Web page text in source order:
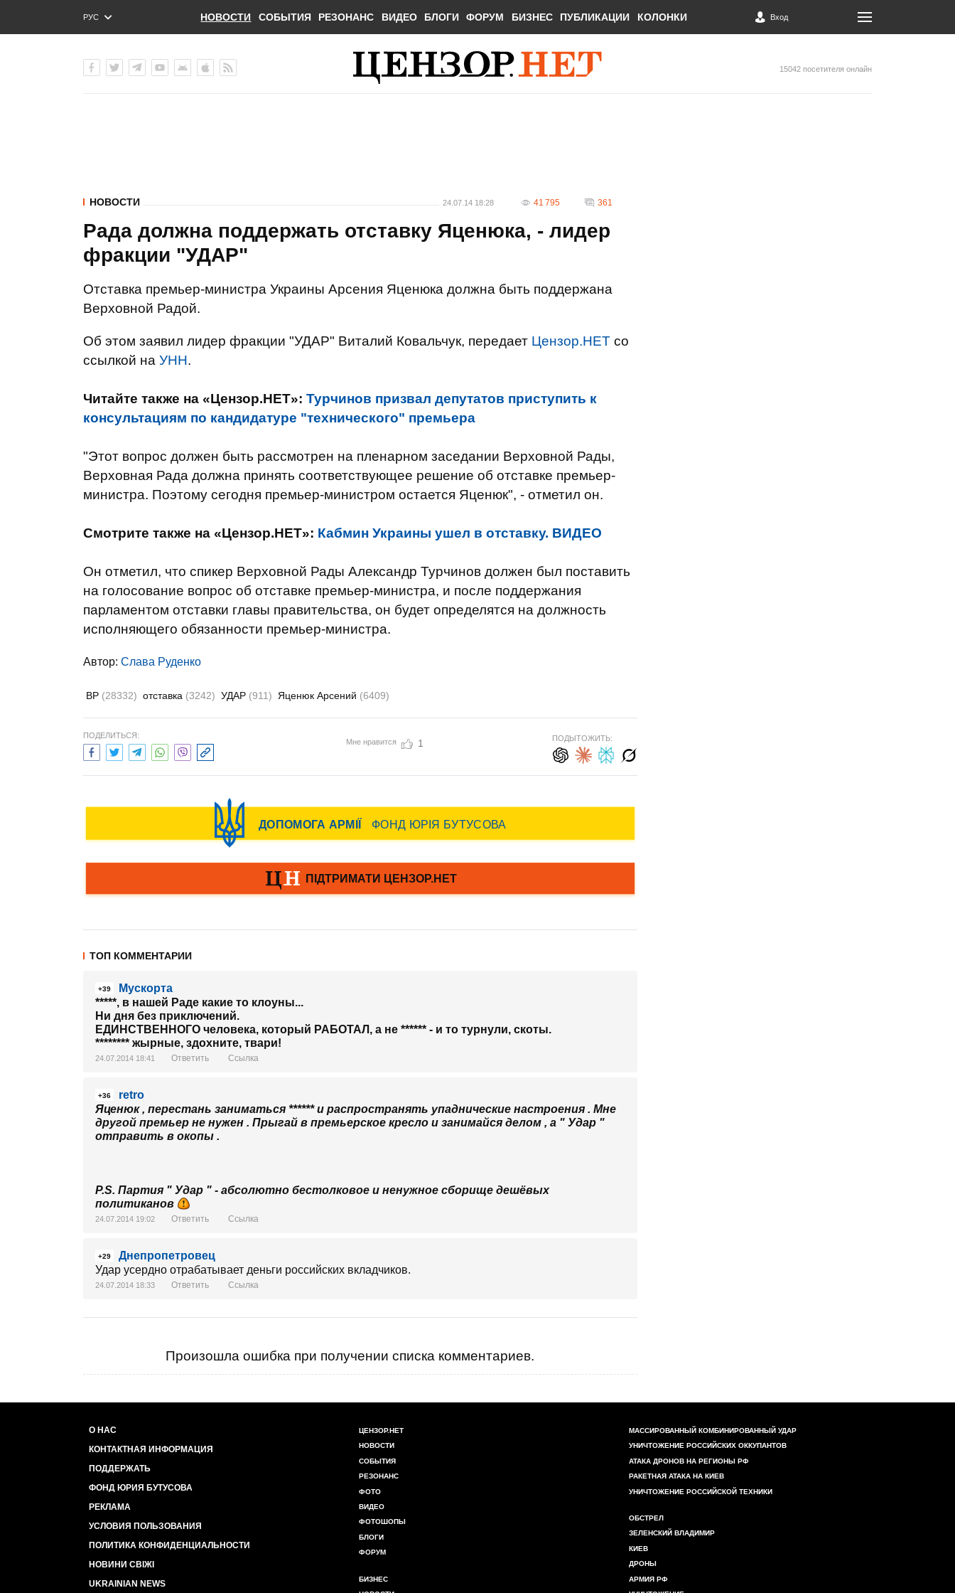
РУС
ENG
НОВОСТИ СОБЫТИЯ РЕЗОНАНС ВИДЕО БЛОГИ ФОРУМ БИЗНЕС ПУБЛИКАЦИИ КОЛОНКИ Вход
15042 посетителя онлайн
НОВОСТИ 24.07.14 18:28 41 795 361
Рада должна поддержать отставку Яценюка, - лидер
фракции "УДАР"
Отставка премьер-министра Украины Арсения Яценюка должна быть поддержана
Верховной Радой.
Об этом заявил лидер фракции "УДАР" Виталий Ковальчук, передает Цензор.НЕТ со
ссылкой на УНН.
Читайте также на «Цензор.НЕТ»: Турчинов призвал депутатов приступить к
консультациям по кандидатуре "технического" премьера
"Этот вопрос должен быть рассмотрен на пленарном заседании Верховной Рады,
Верховная Рада должна принять соответствующее решение об отставке премьер-
министра. Поэтому сегодня премьер-министром остается Яценюк", - отметил он.
Смотрите также на «Цензор.НЕТ»: Кабмин Украины ушел в отставку. ВИДЕО
Он отметил, что спикер Верховной Рады Александр Турчинов должен был поставить
на голосование вопрос об отставке премьер-министра, и после поддержания
парламентом отставки главы правительства, он будет определятся на должность
исполняющего обязанности премьер-министра.
Автор: Слава Руденко
ВР (28332) отставка (3242) УДАР (911) Яценюк Арсений (6409)
ПОДЕЛИТЬСЯ:
Мне нравится 1 ПОДЫТОЖИТЬ:
ТОП КОММЕНТАРИИ
+39
Мускорта
*****, в нашей Раде какие то клоуны...
Ни дня без приключений.
ЕДИНСТВЕННОГО человека, который РАБОТАЛ, а не ****** - и то турнули, скоты.
******** жырные, здохните, твари!
24.07.2014 18:41 Ответить Ссылка
+36
retro
Яценюк , перестань заниматься ****** и распространять упаднические настроения . Мне
другой премьер не нужен . Прыгай в премьерское кресло и занимайся делом , а " Удар "
отправить в окопы .
P.S. Партия " Удар " - абсолютно бестолковое и ненужное сборище дешёвых
политиканов
24.07.2014 19:02 Ответить Ссылка
+29
Днепропетровец
Удар усердно отрабатывает деньги российских вкладчиков.
24.07.2014 18:33 Ответить Ссылка
Произошла ошибка при получении списка комментариев.
О НАС
КОНТАКТНАЯ ИНФОРМАЦИЯ
ПОДДЕРЖАТЬ
ФОНД ЮРИЯ БУТУСОВА
РЕКЛАМА
УСЛОВИЯ ПОЛЬЗОВАНИЯ
ПОЛИТИКА КОНФИДЕНЦИАЛЬНОСТИ
НОВИНИ СВІЖІ
UKRAINIAN NEWS
ЦЕНЗОР.НЕТ
НОВОСТИ
СОБЫТИЯ
РЕЗОНАНС
ФОТО
ВИДЕО
ФОТОШОПЫ
БЛОГИ
ФОРУМ
БИЗНЕС
МАССИРОВАННЫЙ КОМБИНИРОВАННЫЙ УДАР
УНИЧТОЖЕНИЕ РОССИЙСКИХ ОККУПАНТОВ
АТАКА ДРОНОВ НА РЕГИОНЫ РФ
РАКЕТНАЯ АТАКА НА КИЕВ
УНИЧТОЖЕНИЕ РОССИЙСКОЙ ТЕХНИКИ
ОБСТРЕЛ
ЗЕЛЕНСКИЙ ВЛАДИМИР
КИЕВ
ДРОНЫ
АРМИЯ РФ